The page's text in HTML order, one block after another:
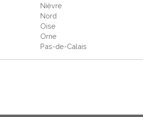
Nièvre
Nord
Oise
Orne
Pas-de-Calais